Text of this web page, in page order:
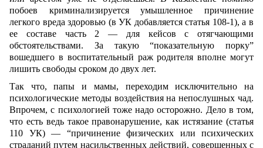
побоев криминализируется умышленное причинение
легкого вреда здоровью (в УК добавляется статья 108-1), а в
ее составе часть 2 — для кейсов с отягчающими
обстоятельствами. За такую “показательную порку”
вошедшего в воспитательный раж родителя вполне могут
лишить свободы сроком до двух лет.
Так что, папы и мамы, переходим исключительно на
психологические методы воздействия на непослушных чад.
Впрочем, с психологией тоже надо осторожно. Дело в том,
что есть ведь такое правонарушение, как истязание (статья
110 УК) — “причинение физических или психических
страданий путем насильственных действий, совершенных с